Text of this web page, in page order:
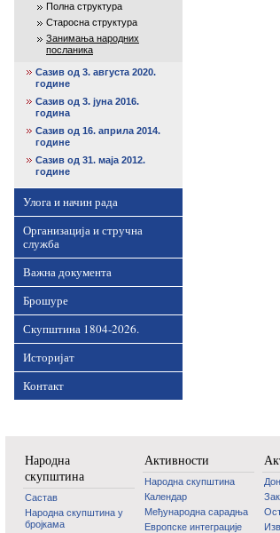
Полна структура
Старосна структура
Занимања народних
посланика
Сазив од 3. августа 2020.
године
Сазив од 3. јуна 2016.
година
Сазив од 16. априла 2014.
године
Сазив од 31. маја 2012.
године
Улога и начин рада
Организација и стручна
служба
Важна документа
Брошуре
Скупштина 1804-2026.
Историјат
Контакт
Народна
скупштина
Састав
Народна скупштина у
бројкама
Активности
Народна скупштина
Календар
Међународна сарадња
Европске интеграције